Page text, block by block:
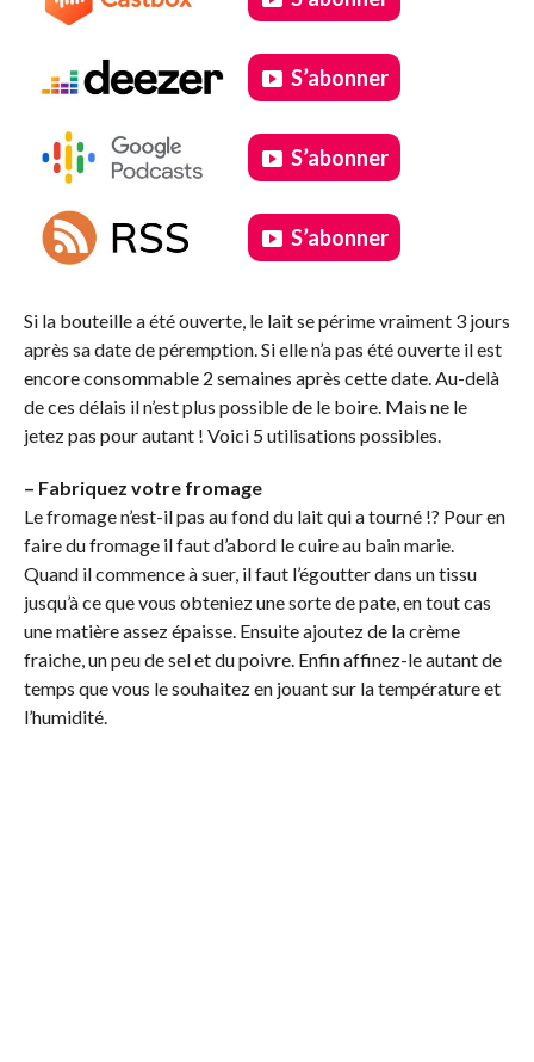
S’abonner
S’abonner
S’abonner
Si la bouteille a été ouverte, le lait se périme vraiment 3 jours
après sa date de péremption. Si elle n’a pas été ouverte il est
encore consommable 2 semaines après cette date. Au-delà
de ces délais il n’est plus possible de le boire. Mais ne le
jetez pas pour autant ! Voici 5 utilisations possibles.
– Fabriquez votre fromage
Le fromage n’est-il pas au fond du lait qui a tourné !? Pour en
faire du fromage il faut d’abord le cuire au bain marie.
Quand il commence à suer, il faut l’égoutter dans un tissu
jusqu’à ce que vous obteniez une sorte de pate, en tout cas
une matière assez épaisse. Ensuite ajoutez de la crème
fraiche, un peu de sel et du poivre. Enfin affinez-le autant de
temps que vous le souhaitez en jouant sur la température et
l’humidité.